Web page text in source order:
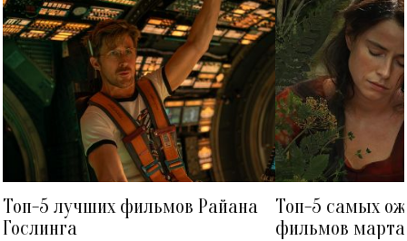
Топ-5 лучших фильмов Райана
Гослинга
Топ-5 самых
фильмов